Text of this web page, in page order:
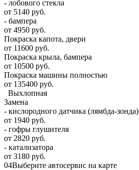
- лобового стекла
от 5140 руб.
- бампера
от 4950 руб.
Покраска капота, двери
от 11600 руб.
Покраска крыла, бампера
от 10500 руб.
Покраска машины полностью
от 135400 руб.
Выхлопная
Замена
- кислородного датчика (лямбда-зонда)
от 1940 руб.
- гофры глушителя
от 2820 руб.
- катализатора
от 3180 руб.
04Выберите автосервис на карте